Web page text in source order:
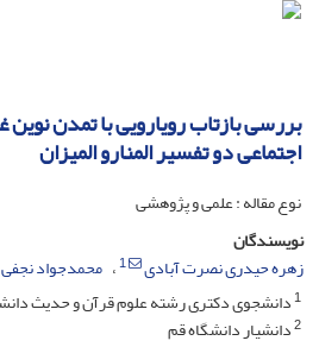
بررسی بازتاب رویارویی با تمدن
اجتماعی دو تفسیر المنارو المیزان
نوع مقاله : علمی و پژوهشی
نویسندگان
زهره حیدری نصرت آبادی
1 محمدجواد نجفی
1دانشجوی دکتری رشته علوم قرآن و حدیث
2دانشیار دانشگاه قم